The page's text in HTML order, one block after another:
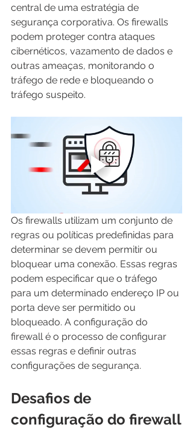
central de uma estratégia de
segurança corporativa. Os firewalls
podem proteger contra ataques
cibernéticos, vazamento de dados e
outras ameaças, monitorando o
tráfego de rede e bloqueando o
tráfego suspeito.
Os firewalls utilizam um conjunto de
regras ou políticas predefinidas para
determinar se devem permitir ou
bloquear uma conexão. Essas regras
podem especificar que o tráfego
para um determinado endereço IP ou
porta deve ser permitido ou
bloqueado. A configuração do
firewall é o processo de configurar
essas regras e definir outras
configurações de segurança.
Desafios de
configuração do firewall